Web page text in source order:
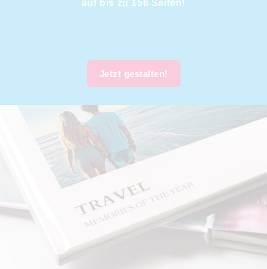
auf bis zu 156 Seiten!
Jetzt gestalten!